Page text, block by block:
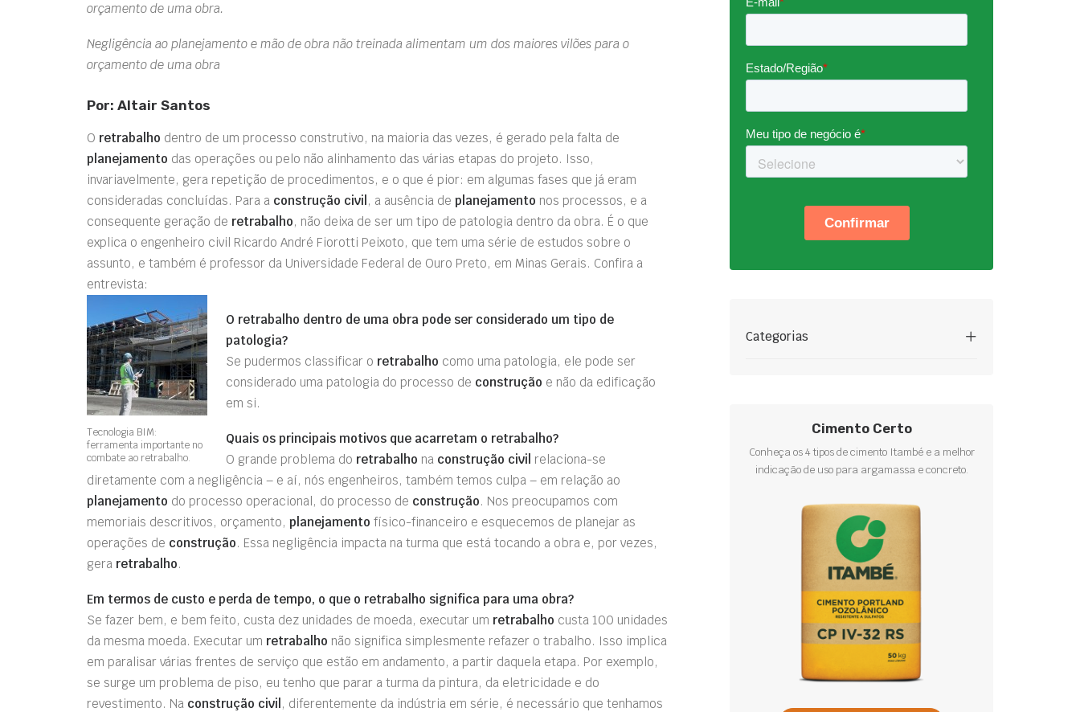
orçamento de uma obra.
Negligência ao planejamento e mão de obra não treinada alimentam um dos maiores vilões para o
orçamento de uma obra
Por: Altair Santos
O retrabalho dentro de um processo construtivo, na maioria das vezes, é gerado pela falta de
planejamento das operações ou pelo não alinhamento das várias etapas do projeto. Isso,
invariavelmente, gera repetição de procedimentos, e o que é pior: em algumas fases que já eram
consideradas concluídas. Para a construção civil , a ausência de planejamento nos processos, e a
consequente geração de retrabalho, não deixa de ser um tipo de patologia dentro da obra. É o que
explica o engenheiro civil Ricardo André Fiorotti Peixoto, que tem uma série de estudos sobre o
assunto, e também é professor da Universidade Federal de Ouro Preto, em Minas Gerais. Confira a
entrevista:
Tecnologia BIM:
ferramenta importante no
combate ao retrabalho.
O retrabalho dentro de uma obra pode ser considerado um tipo de
patologia?
Se pudermos classificar o retrabalho como uma patologia, ele pode ser
considerado uma patologia do processo de construção e não da edificação
em si.
Quais os principais motivos que acarretam o retrabalho?
O grande problema do retrabalho na construção civil relaciona-se
diretamente com a negligência – e aí, nós engenheiros, também temos culpa – em relação ao
planejamento do processo operacional, do processo de construção. Nos preocupamos com
memoriais descritivos, orçamento, planejamento físico-financeiro e esquecemos de planejar as
operações de construção. Essa negligência impacta na turma que está tocando a obra e, por vezes,
gera retrabalho.
Em termos de custo e perda de tempo, o que o retrabalho significa para uma obra?
Se fazer bem, e bem feito, custa dez unidades de moeda, executar um retrabalho custa 100 unidades
da mesma moeda. Executar um retrabalho não significa simplesmente refazer o trabalho. Isso implica
em paralisar várias frentes de serviço que estão em andamento, a partir daquela etapa. Por exemplo,
se surge um problema de piso, eu tenho que parar a turma da pintura, da eletricidade e do
revestimento. Na construção civil , diferentemente da indústria em série, é necessário que tenhamos
Categorias
Cimento Certo
Conheça os 4 tipos de cimento Itambé e a melhor
indicação de uso para argamassa e concreto.